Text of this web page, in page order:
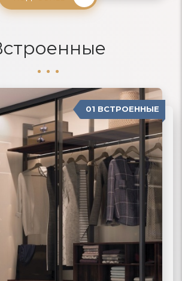
01 ВСТРОЕННЫЕ
02 РАДИУСНЫЕ